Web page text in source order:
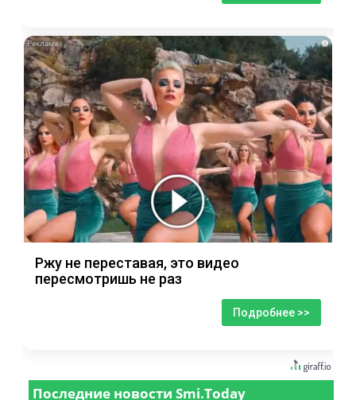
i
Ржу не переставая, это видео
пересмотришь не раз
Подробнее >>